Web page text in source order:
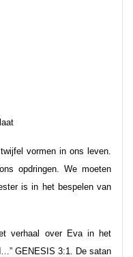
vormen in ons leven.
opdringen. We moeten
is in het bespelen van
verhaal over Eva in het
GENESIS 3:1. De satan